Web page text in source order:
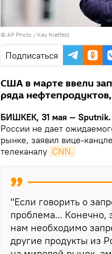
© AP Photo / Kay Nietfeld
Подписаться
США в марте ввели
ряда
БИШКЕК, 31 мая — Sputnik.
России не дает
рынке, заявил вице-
телеканалу CNN.
"Если говорить о
проблема... Конечно,
нам необходимо
другие продукты из